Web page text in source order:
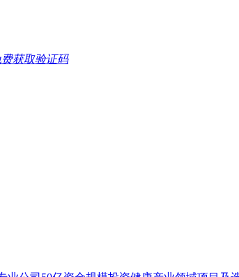
、新基建类项
矿权求购、融
技产业基金推
区域龙头拿地
江苏、山东、
费获取验证码